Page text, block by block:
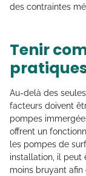
des contraintes
Tenir
Au-delà des
facteurs doivent
pompes
offrent un
les pompes de
installation, il peut
moins bruyant